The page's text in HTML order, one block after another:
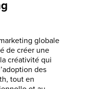
globale
de créer une
créativité qui
des
tout en